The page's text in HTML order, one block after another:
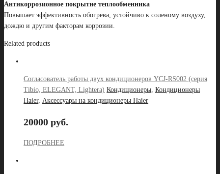
Антикоррозионное покрытие теплообменника
Повышает эффективность обогрева, устойчиво к соленому воздуху,
дождю и другим факторам коррозии.
Related products
Согласователь работы двух кондиционеров YCJ-RS002 (серия
Tibio, ELEGANT, Lightera) Кондиционеры, Кондиционеры
Haier, Аксессуары на кондиционеры Haier
20000 руб.
ПОДРОБНЕЕ